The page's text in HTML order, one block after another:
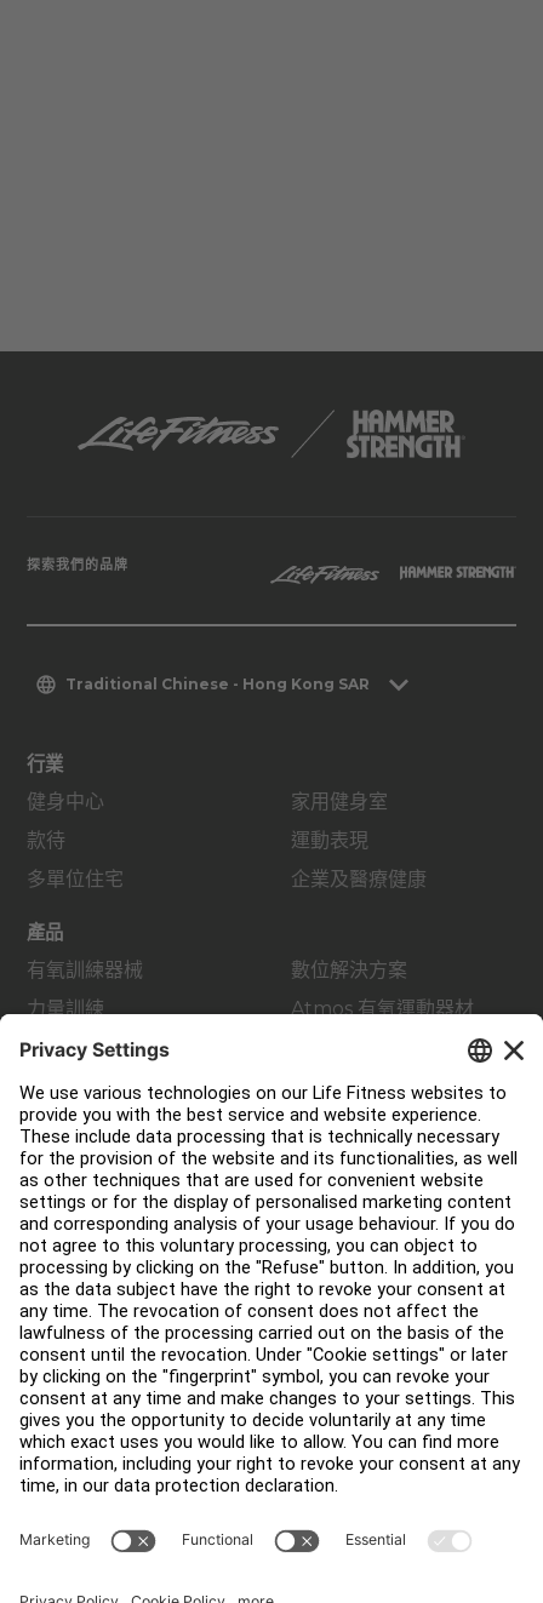
探索我們的品牌
Traditional Chinese - Hong Kong SAR
行業
健身中心
款待
多單位住宅
家用健身室
運動表現
企業及醫療健康
產品
有氧訓練器械
力量訓練
配件
數位解決方案
Atmos 有氧運動器材
支援
健身室佈局
服務中心
教育中心
關於我們
查找經銷商
尋找商店
法律
可及性
登入 Facility Connect